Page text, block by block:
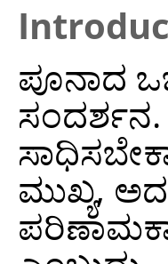
ಪೂನಾದ
ಸಂದರ್ಶನ.
ಮುಖ್ಯ,